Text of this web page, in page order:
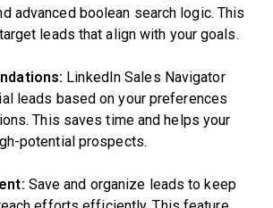
advanced boolean search logic. This
leads that align with your goals.
LinkedIn Sales Navigator
leads based on your preferences
This saves time and helps your
potential prospects.
Save and organize leads to keep